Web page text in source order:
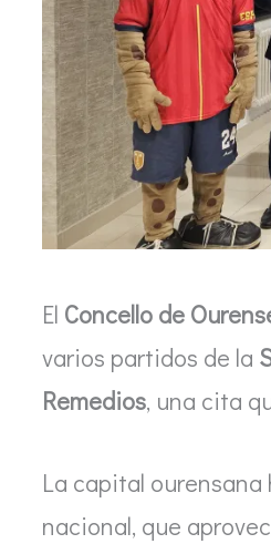
El Concello de
varios partidos de la
Remedios, una cita
La capital
nacional, que